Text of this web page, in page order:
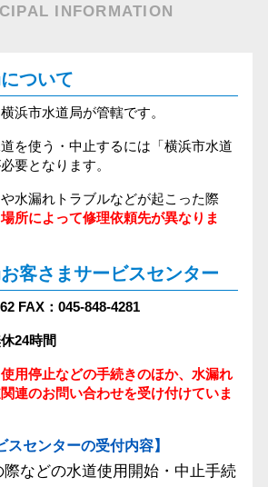
INFORMATION
ついて
浜市水道局が管轄です。
を使う・中止するには「横浜市水道
要となります。
水漏れトラブルなどが起こった際
所によって修理依頼先が異なりま
客さまサービスセンター
FAX：045-848-4281
24時間
用停止などの手続きのほか、水漏れ
連のお問い合わせを受け付けていま
スセンターの受付内容】
際などの水道使用開始・中止手続